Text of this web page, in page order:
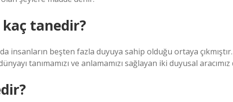
kaç tanedir?
insanların beşten fazla duyuya sahip olduğu ortaya
tanımamızı ve anlamamızı sağlayan iki duyusal aracımız